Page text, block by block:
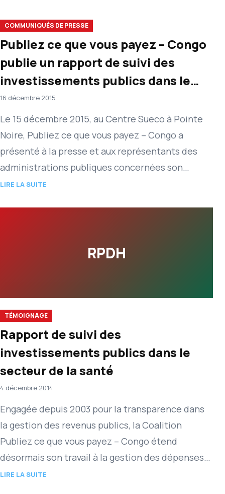
COMMUNIQUÉS DE PRESSE
Publiez ce que vous payez – Congo
publie un rapport de suivi des
investissements publics dans le
domaine de la santé (exercice
2014): « De l’urgence d’améliorer
l’efficacité de la dépense publique »
16 décembre 2015
Le 15 décembre 2015, au Centre Sueco à Pointe
Noire, Publiez ce que vous payez – Congo a
présenté à la presse et aux représentants des
administrations publiques concernées son
rapport de…
LIRE LA SUITE
RPDH
TÉMOIGNAGE
Rapport de suivi des
investissements publics dans le
secteur de la santé
4 décembre 2014
Engagée depuis 2003 pour la transparence dans
la gestion des revenus publics, la Coalition
Publiez ce que vous payez – Congo étend
désormais son travail à la gestion des dépenses
publiques. Marqué…
LIRE LA SUITE